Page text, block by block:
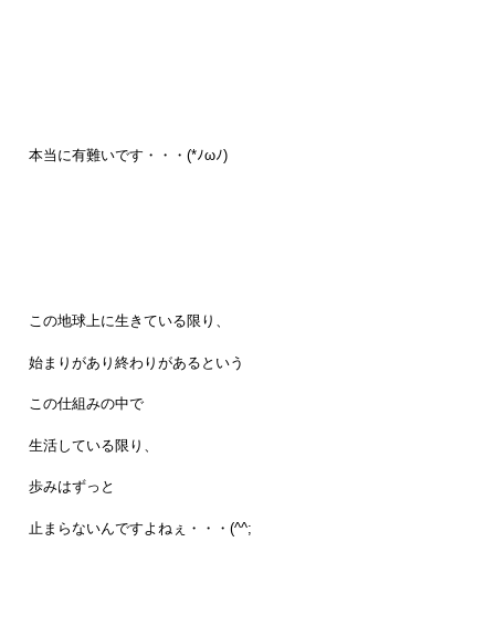
本当に有難いです・・・(*ﾉωﾉ)
この地球上に生きている限り、
始まりがあり終わりがあるという
この仕組みの中で
生活している限り、
歩みはずっと
止まらないんですよねぇ・・・(^^;